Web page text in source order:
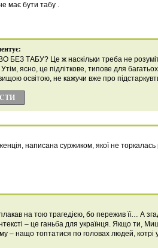
має бути табу .
БЕЗ ТАБУ? Це ж наскільки треба не
ясно, це підліткове, типове для багатьох
освітою, не кажучи вже про
написана суржиком, якої не торкалaсь
на тою трагедією, бо пережив її… А
– це ганьба для українця. Якщо ти,
– нащо топтатися по головах людей,